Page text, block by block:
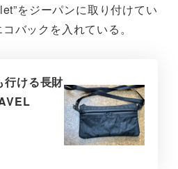
をジーパンに取り付けてい
バックを入れている。
行ける長財